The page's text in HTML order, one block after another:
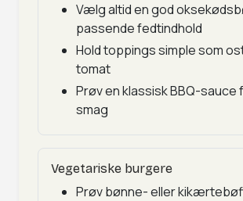
Vælg altid en god
passende fedtindhold
Hold toppings simple som
tomat
Prøv en klassisk BBQ-sauce
smag
Vegetariske burgere
Prøv bønne- eller